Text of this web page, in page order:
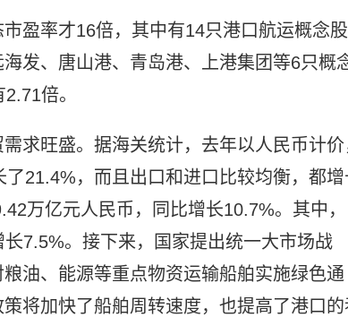
盈率才16倍，其中有14只港口航运概念股
发、唐山港、青岛港、上港集团等6只概
倍。
求旺盛。据海关统计，去年以人民币计价
21.4%，而且出口和进口比较均衡，都增
万亿元人民币，同比增长10.7%。其中，
7.5%。接下来，国家提出统一大市场战
油、能源等重点物资运输船舶实施绿色通
将加快了船舶周转速度，也提高了港口的